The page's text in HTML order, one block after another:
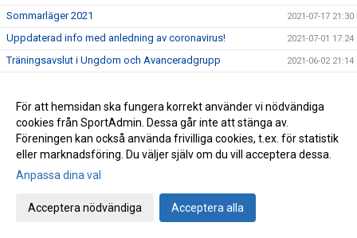
Sommarläger 2021 2021-07-17 21:30
Uppdaterad info med anledning av coronavirus! 2021-07-01 17:24
Träningsavslut i Ungdom och Avanceradgrupp 2021-06-02 21:14
Träningsavslut i Knatte & Nybörjargrupp. 2021-05-30 21:50
Ny träningsinformation VT-21 2021-04-22 21:38
Träningsuppdatering - April, VT-2021 2021-04-12 16:35
Träningsuppehåll i påsk!
Träning på Sportlovet?
För att hemsidan ska fungera korrekt använder vi nödvändiga
cookies från SportAdmin. Dessa går inte att stänga av.
Föreningen kan också använda frivilliga cookies, t.ex. för statistik
eller marknadsföring. Du väljer själv om du vill acceptera dessa.
Anpassa dina val
Acceptera nödvändiga Acceptera alla